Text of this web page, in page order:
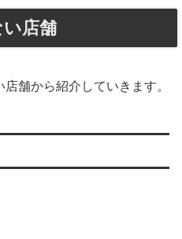
店舗
舗から紹介していきます。